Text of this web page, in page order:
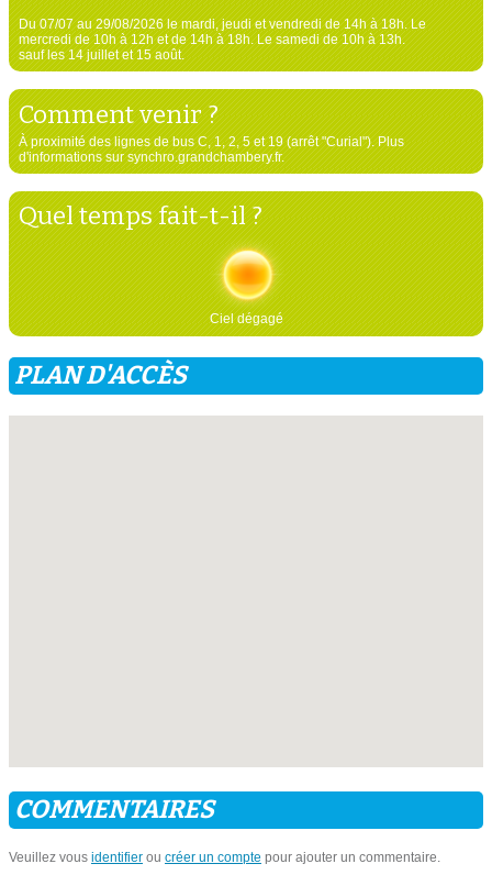
Du 07/07 au 29/08/2026 le mardi, jeudi et vendredi de 14h à 18h. Le
mercredi de 10h à 12h et de 14h à 18h. Le samedi de 10h à 13h.
sauf les 14 juillet et 15 août.
Comment venir ?
À proximité des lignes de bus C, 1, 2, 5 et 19 (arrêt "Curial"). Plus
d'informations sur synchro.grandchambery.fr.
Quel temps fait-t-il ?
Ciel dégagé
PLAN D'ACCÈS
COMMENTAIRES
Veuillez vous identifier ou créer un compte pour ajouter un commentaire.